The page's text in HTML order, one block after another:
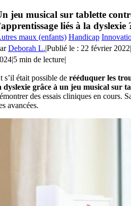
jeu musical sur tablette
liés à la dyslexie
maux (enfants) Handicap
Deborah L.|Publié le : 22 février 2022|
|5 min de lecture|
s’il était possible de rééduquer les
dyslexie grâce à un jeu musical sur
des essais cliniques en cours.
avancées.